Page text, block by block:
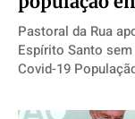
Pastoral da Rua
Espírito Santo
Covid-19